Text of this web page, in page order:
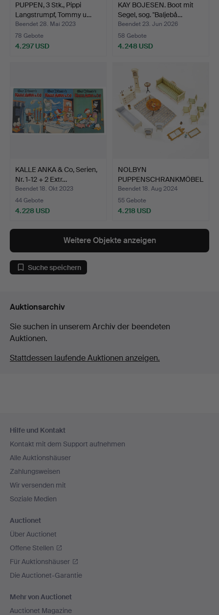
PUPPEN, 3 Stk., Pippi
Langstrumpf, Tommy u…
Beendet 28. Mai 2023
78 Gebote
4.297 USD
KAY BOJESEN. Boot mit
Segel, sog. "Baljebå…
Beendet 23. Jun 2026
58 Gebote
4.248 USD
KALLE ANKA & Co, Serien,
Nr. 1-12 + 2 Extr…
Beendet 18. Okt 2023
44 Gebote
4.228 USD
NOLBYN
PUPPENSCHRANKMÖBEL
, 12-teilig, Beri…
Beendet 18. Aug 2024
55 Gebote
4.218 USD
Weitere Objekte anzeigen
Suche speichern
Auktionsarchiv
Sie suchen in unserem Archiv der beendeten
Auktionen.
Stattdessen laufende Auktionen anzeigen.
Navigation
Hilfe und Kontakt
Kontakt mit dem Support aufnehmen
Alle Auktionshäuser
Zahlungsweisen
Wir versenden mit
Soziale Medien
Auctionet
Über Auctionet
Offene Stellen
Für Auktionshäuser
Die Auctionet-Garantie
Mehr von Auctionet
Auctionet Magazine